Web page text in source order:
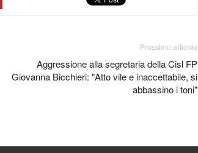
Prossimo articolo
Aggressione alla segretaria della Cisl FP
Giovanna Bicchieri: "Atto vile e inaccettabile, si
abbassino i toni"